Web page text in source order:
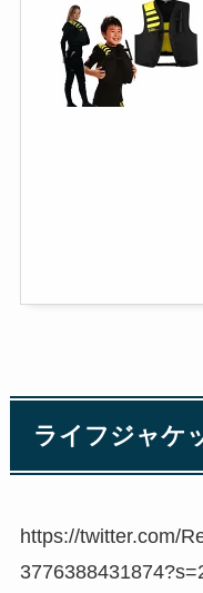
ライフジャケ
https://twitter.com/